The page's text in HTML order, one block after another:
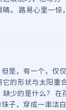
。 路易心里一惊
是，有一个，仅
的形状与太阳重
少的是什么？ 在
子，穿成一串洁